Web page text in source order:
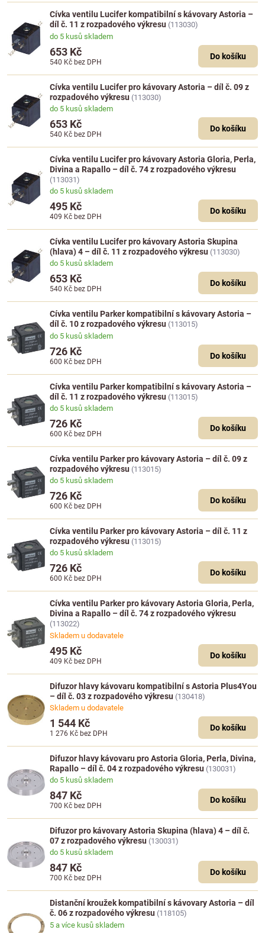
Cívka ventilu Lucifer kompatibilní s kávovary Astoria –
díl č. 11 z rozpadového výkresu (113030)
do 5 kusů skladem
653 Kč
540 Kč bez DPH
Do košíku
Cívka ventilu Lucifer pro kávovary Astoria – díl č. 09 z
rozpadového výkresu (113030)
do 5 kusů skladem
653 Kč
540 Kč bez DPH
Do košíku
Cívka ventilu Lucifer pro kávovary Astoria Gloria, Perla,
Divina a Rapallo – díl č. 74 z rozpadového výkresu
(113031)
do 5 kusů skladem
495 Kč
409 Kč bez DPH
Do košíku
Cívka ventilu Lucifer pro kávovary Astoria Skupina
(hlava) 4 – díl č. 11 z rozpadového výkresu (113030)
do 5 kusů skladem
653 Kč
540 Kč bez DPH
Do košíku
Cívka ventilu Parker kompatibilní s kávovary Astoria –
díl č. 10 z rozpadového výkresu (113015)
do 5 kusů skladem
726 Kč
600 Kč bez DPH
Do košíku
Cívka ventilu Parker kompatibilní s kávovary Astoria –
díl č. 11 z rozpadového výkresu (113015)
do 5 kusů skladem
726 Kč
600 Kč bez DPH
Do košíku
Cívka ventilu Parker pro kávovary Astoria – díl č. 09 z
rozpadového výkresu (113015)
do 5 kusů skladem
726 Kč
600 Kč bez DPH
Do košíku
Cívka ventilu Parker pro kávovary Astoria – díl č. 11 z
rozpadového výkresu (113015)
do 5 kusů skladem
726 Kč
600 Kč bez DPH
Do košíku
Cívka ventilu Parker pro kávovary Astoria Gloria, Perla,
Divina a Rapallo – díl č. 74 z rozpadového výkresu
(113022)
Skladem u dodavatele
495 Kč
409 Kč bez DPH
Do košíku
Difuzor hlavy kávovaru kompatibilní s Astoria Plus4You
– díl č. 03 z rozpadového výkresu (130418)
Skladem u dodavatele
1 544 Kč
1 276 Kč bez DPH
Do košíku
Difuzor hlavy kávovaru pro Astoria Gloria, Perla, Divina,
Rapallo – díl č. 04 z rozpadového výkresu (130031)
do 5 kusů skladem
847 Kč
700 Kč bez DPH
Do košíku
Difuzor pro kávovary Astoria Skupina (hlava) 4 – díl č.
07 z rozpadového výkresu (130031)
do 5 kusů skladem
847 Kč
700 Kč bez DPH
Do košíku
Distanční kroužek kompatibilní s kávovary Astoria – díl
č. 06 z rozpadového výkresu (118105)
5 a více kusů skladem